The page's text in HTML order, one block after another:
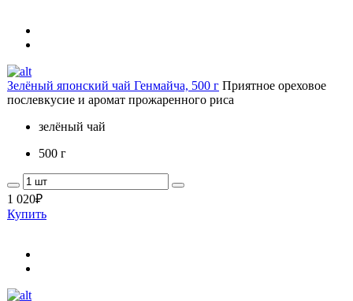
Зелёный японский чай Генмайча, 500 г Приятное ореховое
послевкусие и аромат прожаренного риса
зелёный чай
500 г
1 020₽
Купить